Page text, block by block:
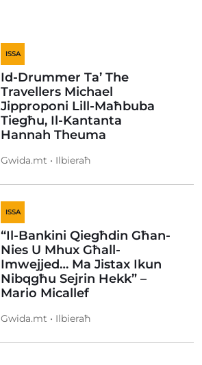
ISSA
Id-Drummer Ta’ The
Travellers Michael
Jipproponi Lill-Maħbuba
Tiegħu, Il-Kantanta
Hannah Theuma
Gwida.mt • Ilbieraħ
ISSA
“Il-Bankini Qiegħdin Għan-
Nies U Mhux Għall-
Imwejjed… Ma Jistax Ikun
Nibqgħu Sejrin Hekk” –
Mario Micallef
Gwida.mt • Ilbieraħ